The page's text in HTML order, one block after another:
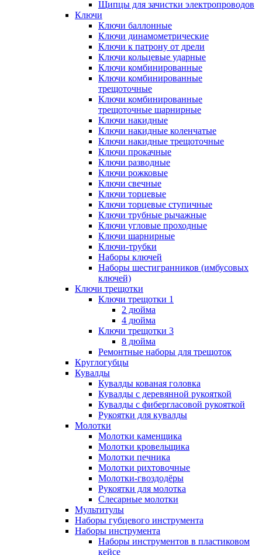
Щипцы для зачистки электропроводов
Ключи
Ключи баллонные
Ключи динамометрические
Ключи к патрону от дрели
Ключи кольцевые ударные
Ключи комбинированные
Ключи комбинированные
трещоточные
Ключи комбинированные
трещоточные шарнирные
Ключи накидные
Ключи накидные коленчатые
Ключи накидные трещоточные
Ключи прокачные
Ключи разводные
Ключи рожковые
Ключи свечные
Ключи торцевые
Ключи торцевые ступичные
Ключи трубные рычажные
Ключи угловые проходные
Ключи шарнирные
Ключи-трубки
Наборы ключей
Наборы шестигранников (имбусовых
ключей)
Ключи трещотки
Ключи трещотки 1
2 дюйма
4 дюйма
Ключи трещотки 3
8 дюйма
Ремонтные наборы для трещоток
Круглогубцы
Кувалды
Кувалды кованая головка
Кувалды с деревянной рукояткой
Кувалды с фибергласовой рукояткой
Рукоятки для кувалды
Молотки
Молотки каменщика
Молотки кровельщика
Молотки печника
Молотки рихтовочные
Молотки-гвоздодёры
Рукоятки для молотка
Слесарные молотки
Мультитулы
Наборы губцевого инструмента
Наборы инструмента
Наборы инструментов в пластиковом
кейсе